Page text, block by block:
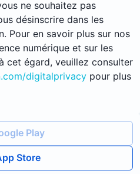
ne souhaitez pas
désinscrire dans les
Pour en savoir plus sur nos
numérique et sur les
cet égard, veuillez consulter
digitalprivacy pour plus
Play
Store